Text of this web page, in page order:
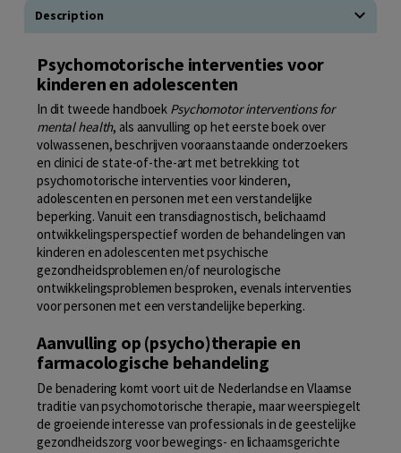
Description
Psychomotorische interventies voor
kinderen en adolescenten
In dit tweede handboek Psychomotor interventions for
mental health, als aanvulling op het eerste boek over
volwassenen, beschrijven vooraanstaande onderzoekers
en clinici de state-of-the-art met betrekking tot
psychomotorische interventies voor kinderen,
adolescenten en personen met een verstandelijke
beperking. Vanuit een transdiagnostisch, belichaamd
ontwikkelingsperspectief worden de behandelingen van
kinderen en adolescenten met psychische
gezondheidsproblemen en/of neurologische
ontwikkelingsproblemen besproken, evenals interventies
voor personen met een verstandelijke beperking.
Aanvulling op (psycho)therapie en
farmacologische behandeling
De benadering komt voort uit de Nederlandse en Vlaamse
traditie van psychomotorische therapie, maar weerspiegelt
de groeiende interesse van professionals in de geestelijke
gezondheidszorg voor bewegings- en lichaamsgerichte